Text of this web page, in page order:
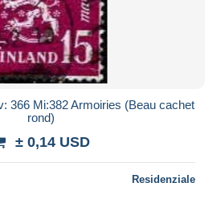
366 Mi:382 Armoiries (Beau cachet
rond)
± 0,14 USD
Residenziale